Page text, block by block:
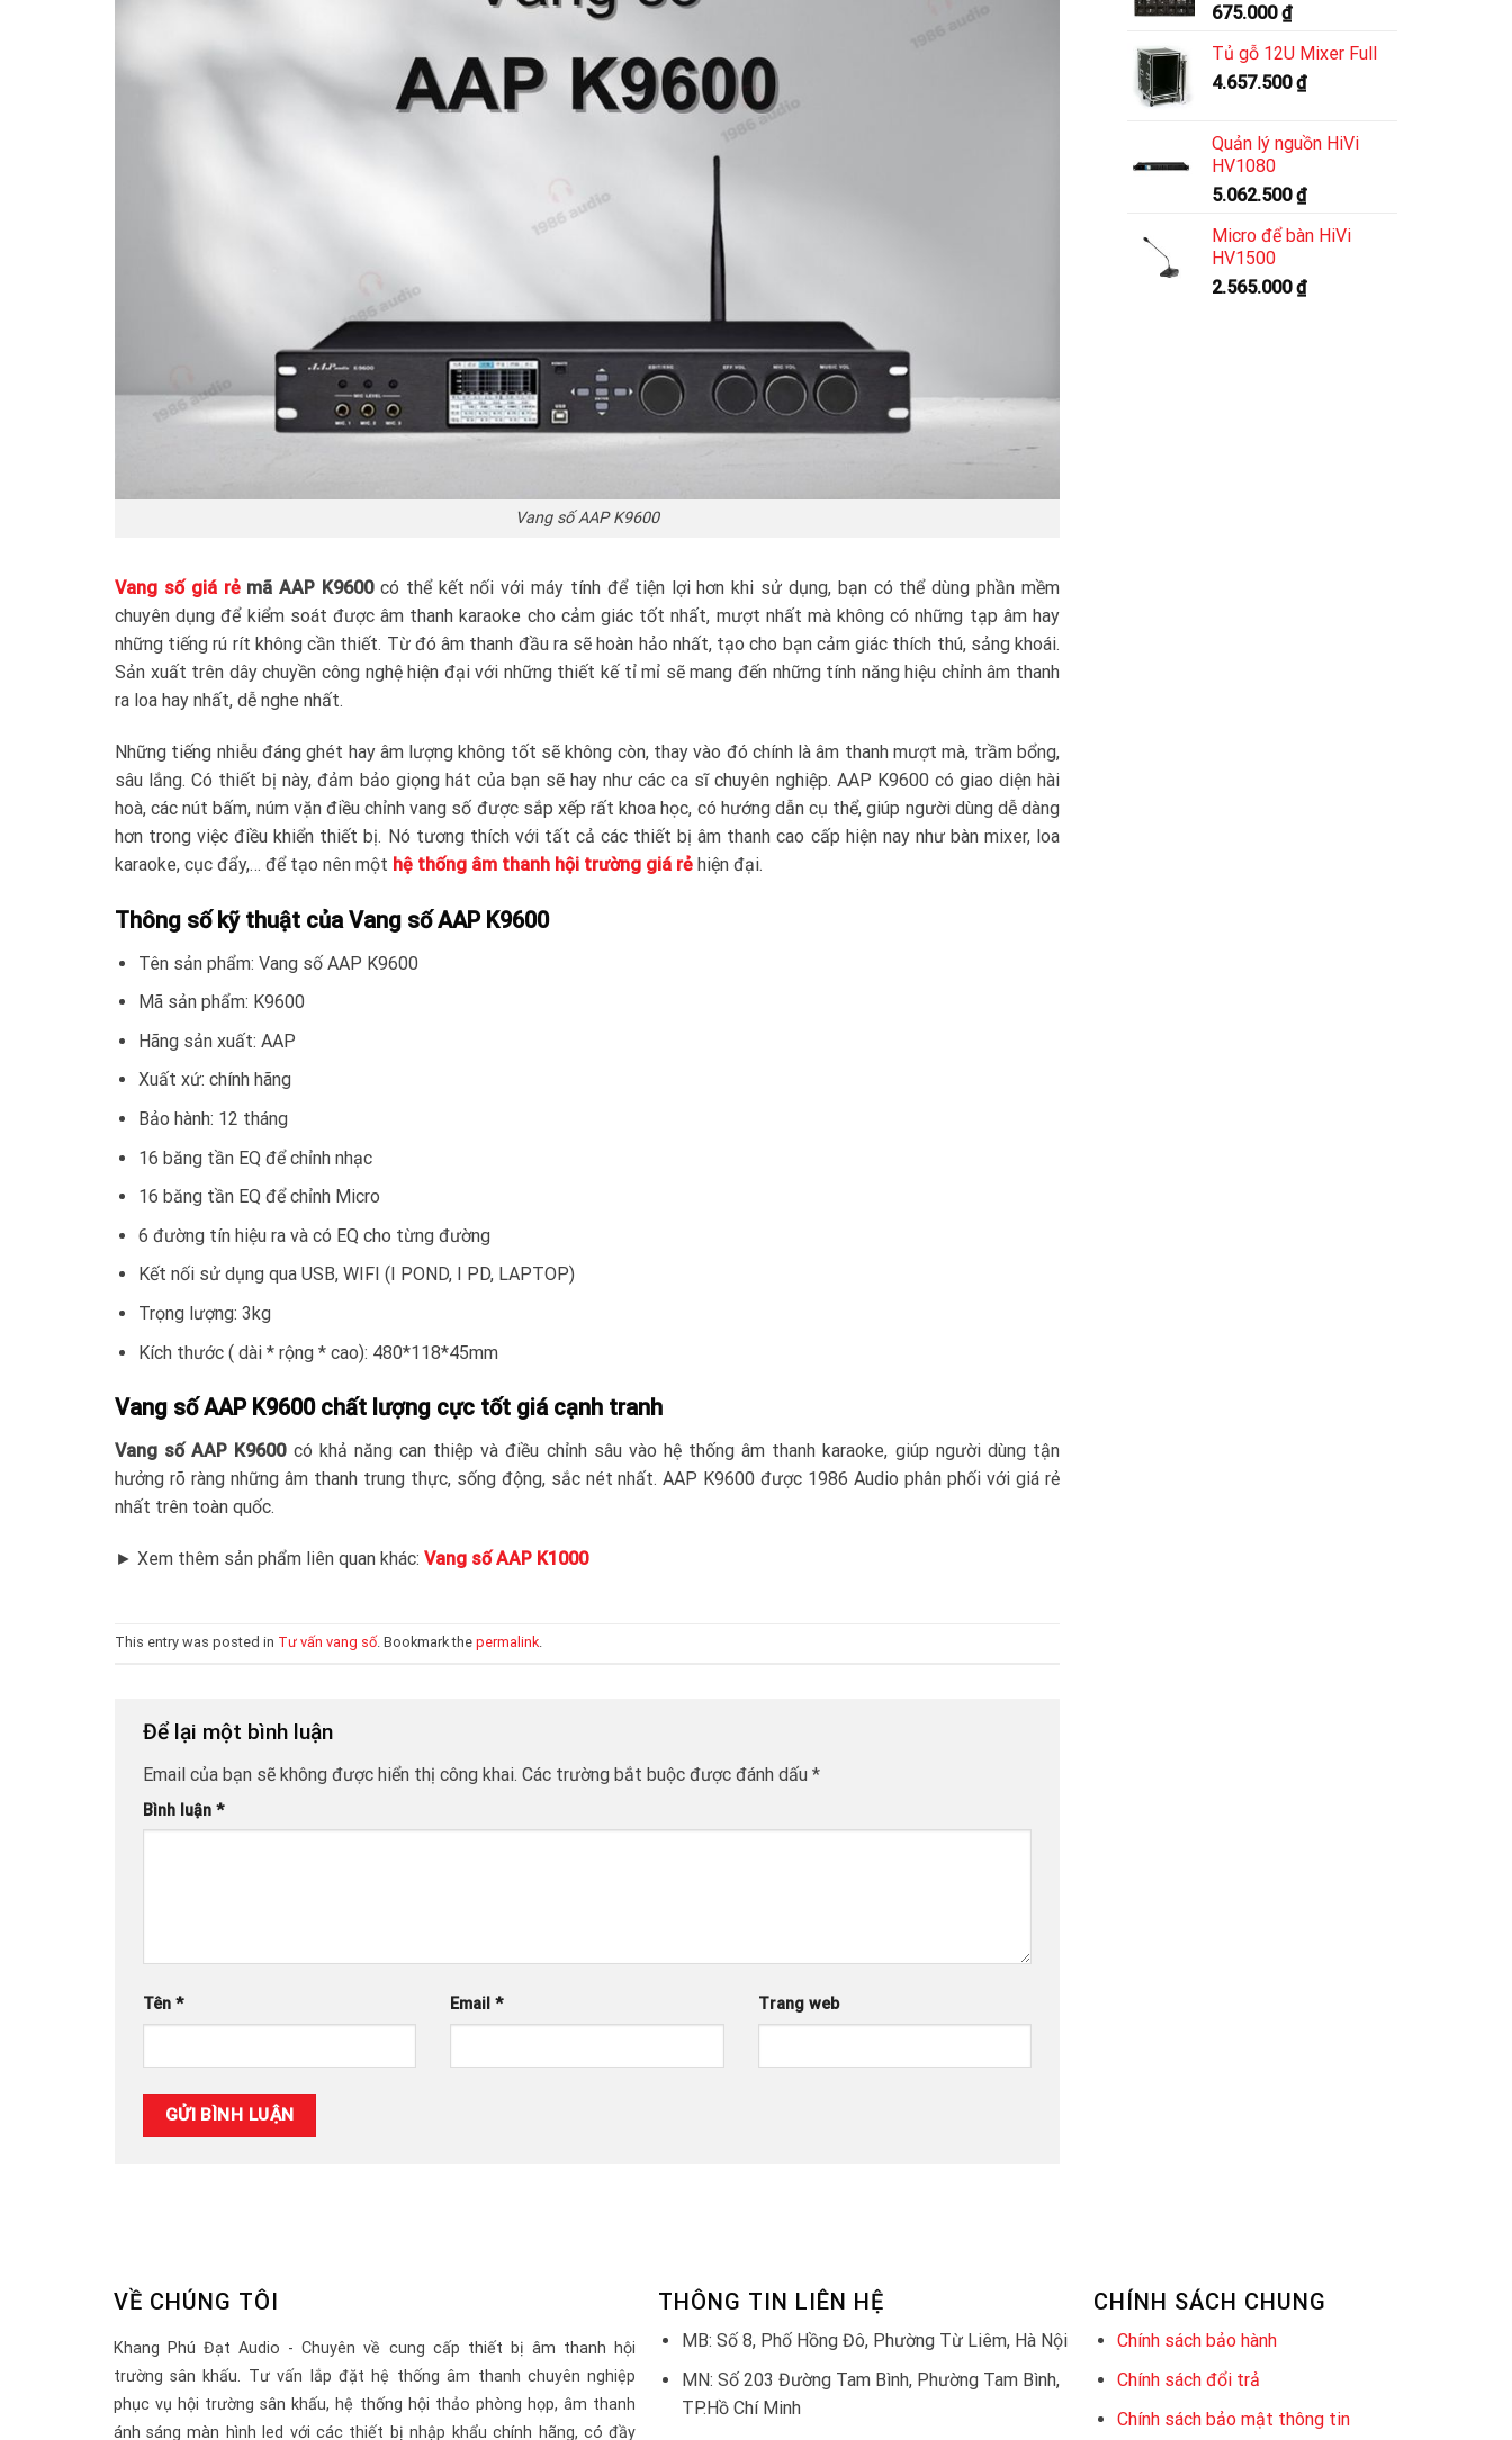
Vang số AAP K9600
Vang số giá rẻmã AAP K9600có thể kết nối với máy tính để tiện lợi hơn khi sử dụng, bạn có thể dùng phần mềm
chuyên dụng để kiểm soát được âm thanh karaoke cho cảm giác tốt nhất, mượt nhất mà không có những tạp âm hay
những tiếng rú rít không cần thiết. Từ đó âm thanh đầu ra sẽ hoàn hảo nhất, tạo cho bạn cảm giác thích thú, sảng khoái.
Sản xuất trên dây chuyền công nghệ hiện đại với những thiết kế tỉ mỉ sẽ mang đến những tính năng hiệu chỉnh âm thanh
ra loa hay nhất, dễ nghe nhất.
Những tiếng nhiễu đáng ghét hay âm lượng không tốt sẽ không còn, thay vào đó chính là âm thanh mượt mà, trầm bổng,
sâu lắng. Có thiết bị này, đảm bảo giọng hát của bạn sẽ hay như các ca sĩ chuyên nghiệp. AAP K9600 có giao diện hài
hoà, các nút bấm, núm vặn điều chỉnh vang số được sắp xếp rất khoa học, có hướng dẫn cụ thể, giúp người dùng dễ dàng
hơn trong việc điều khiển thiết bị. Nó tương thích với tất cả các thiết bị âm thanh cao cấp hiện nay như bàn mixer, loa
karaoke, cục đẩy,… để tạo nên một hệ thống âm thanh hội trường giá rẻ hiện đại.
Thông số kỹ thuật của Vang số AAP K9600
Tên sản phẩm: Vang số AAP K9600
Mã sản phẩm: K9600
Hãng sản xuất: AAP
Xuất xứ: chính hãng
Bảo hành: 12 tháng
16 băng tần EQ để chỉnh nhạc
16 băng tần EQ để chỉnh Micro
6 đường tín hiệu ra và có EQ cho từng đường
Kết nối sử dụng qua USB, WIFI (I POND, I PD, LAPTOP)
Trọng lượng: 3kg
Kích thước ( dài * rộng * cao): 480*118*45mm
Vang số AAP K9600 chất lượng cực tốt giá cạnh tranh
Vang số AAP K9600có khả năng can thiệp và điều chỉnh sâu vào hệ thống âm thanh karaoke, giúp người dùng tận
hưởng rõ ràng những âm thanh trung thực, sống động, sắc nét nhất. AAP K9600 được 1986 Audio phân phối với giá rẻ
nhất trên toàn quốc.
► Xem thêm sản phẩm liên quan khác: Vang số AAP K1000
This entry was posted in Tư vấn vang số. Bookmark the permalink.
Để lại một bình luận
Email của bạn sẽ không được hiển thị công khai. Các trường bắt buộc được đánh dấu *
Bình luận *
Tên * Email* Trang web
675.000₫
Tủ gỗ 12U Mixer Full
4.657.500₫
Quản lý nguồn HiVi
HV1080
5.062.500₫
Micro để bàn HiVi
HV1500
2.565.000₫
VỀ CHÚNG TÔI
Khang Phú Đạt Audio - Chuyên về cung cấp thiết bị âm thanh hội
trường sân khấu. Tư vấn lắp đặt hệ thống âm thanh chuyên nghiệp
phục vụ hội trường sân khấu, hệ thống hội thảo phòng họp, âm thanh
ánh sáng màn hình led với các thiết bị nhập khẩu chính hãng, có đầy
THÔNG TIN LIÊN HỆ
MB: Số 8, Phố Hồng Đô, Phường Từ Liêm, Hà Nội
MN: Số 203 Đường Tam Bình, Phường Tam Bình,
TP.Hồ Chí Minh
CHÍNH SÁCH CHUNG
Chính sách bảo hành
Chính sách đổi trả
Chính sách bảo mật thông tin